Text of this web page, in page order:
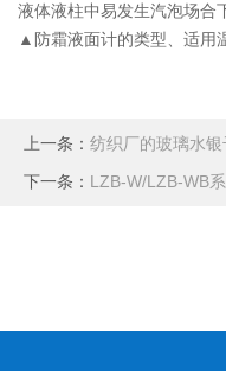
液体液柱中易发生汽泡场
▲防霜液面计的类型、适用
上一条： 纺织厂的玻璃水
下一条： LZB-W/LZB-WB